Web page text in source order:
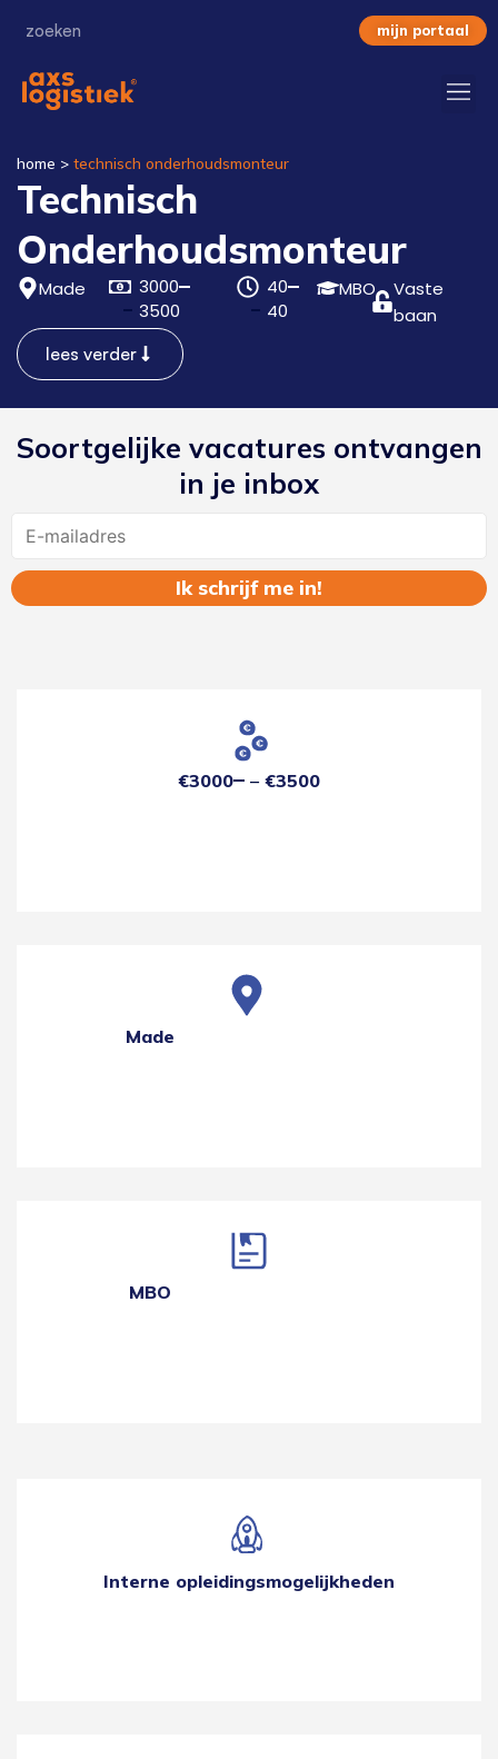
mijn portaal
home > technisch onderhoudsmonteur
Technisch
Onderhoudsmonteur
Made
3000
3500
40
40
MBO
Vaste
baan
lees verder
Soortgelijke vacatures ontvangen
in je inbox
€3000 €3500
Made
MBO
Interne opleidingsmogelijkheden